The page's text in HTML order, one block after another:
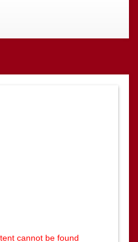
cannot be found